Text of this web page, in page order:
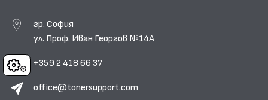
Cookies
гр. София
ул. Проф. Иван Георгов №14А
+359 2 418 66 37
office@tonersupport.com